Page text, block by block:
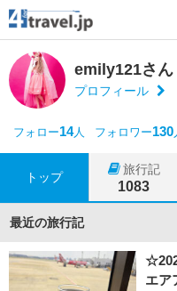
emily121さん
プロフィール
フォロー14人 フォロワー130
トップ
旅行記
1083
最近の旅行記
エア